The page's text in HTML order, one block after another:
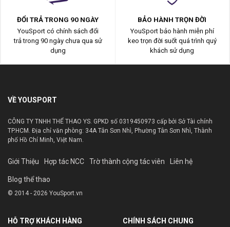
ĐỔI TRẢ TRONG 90 NGÀY
YouSport có chính sách đổi
trả trong 90 ngày chưa qua sử
dụng
BẢO HÀNH TRỌN ĐỜI
YouSport bảo hành miễn phí
keo trọn đời suốt quá trình quý
khách sử dụng
VỀ YOUSPORT
CÔNG TY TNHH THỂ THAO YS. GPKD số 0319450973 cấp bởi Sở Tài chính
TP.HCM. Địa chỉ văn phòng: 34A Tân Sơn Nhì, Phường Tân Sơn Nhì, Thành
phố Hồ Chí Minh, Việt Nam.
Giới Thiệu Hợp tác NCC Trờ thành cộng tác viên Liên hệ
Blog thể thao
© 2014 - 2026 YouSport.vn
HỖ TRỢ KHÁCH HÀNG CHÍNH SÁCH CHUNG